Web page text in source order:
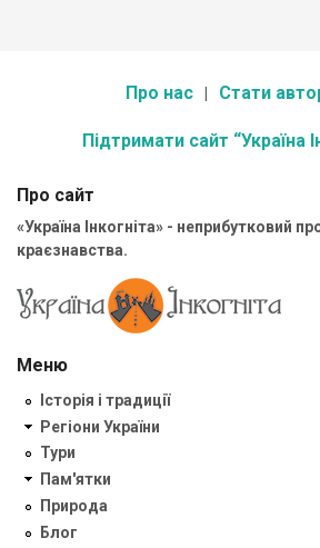
Про нас Стати
Підтримати сайт “Україна
Про сайт
«Україна Інкогніта» - неприбутковий
краєзнавства.
Меню
Історія і традиції
Регіони України
Тури
Пам'ятки
Природа
Блог